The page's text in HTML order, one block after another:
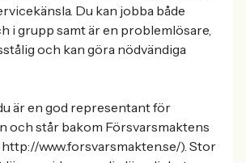
Du kan jobba både
i grupp samt är en problemlösare,
och kan göra nödvändiga
är en god representant för
och står bakom Försvarsmaktens
www.forsvarsmakten.se/). Stor